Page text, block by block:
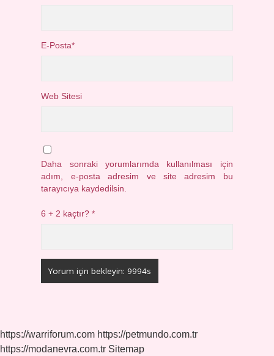
E-Posta*
Web Sitesi
Daha sonraki yorumlarımda kullanılması için
adım, e-posta adresim ve site adresim bu
tarayıcıya kaydedilsin.
6 + 2 kaçtır?*
https://warriforum.com https://petmundo.com.tr
https://modanevra.com.tr Sitemap